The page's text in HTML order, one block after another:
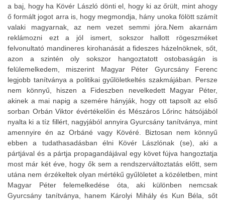
a baj, hogy ha Kövér László dönti el, hogy ki az őrült, mint ahogy
ő formált jogot arra is, hogy megmondja, hány unoka fölött számít
valaki magyarnak, az nem vezet semmi jóra.Nem akarnám
reklámozni ezt a jól ismert, sokszor hallott rögeszméket
felvonultató mandineres kirohanását a fideszes házelnöknek, sőt,
azon a szintén oly sokszor hangoztatott ostobaságán is
felülemelkedem, miszerint Magyar Péter Gyurcsány Ferenc
legjobb tanítványa a politikai gyűlöletkeltés szakmájában. Persze
nem könnyű, hiszen a Fideszben nevelkedett Magyar Péter,
akinek a mai napig a szemére hányják, hogy ott tapsolt az első
sorban Orbán Viktor évértékelőin és Mészáros Lőrinc hátsójából
nyalta ki a tíz fillért, nagyjából annyira Gyurcsány tanítványa, mint
amennyire én az Orbáné vagy Kövéré. Biztosan nem könnyű
ebben a tudathasadásban élni Kövér Lászlónak (se), aki a
pártjával és a pártja propagandájával egy követ fújva hangoztatja
most már két éve, hogy ők sem a rendszerváltoztatás előtt, sem
utána nem érzékeltek olyan mértékű gyűlöletet a közéletben, mint
Magyar Péter felemelkedése óta, aki különben nemcsak
Gyurcsány tanítványa, hanem Károlyi Mihály és Kun Béla, sőt